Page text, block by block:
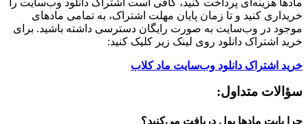
خریداری کنید و تا زمان پایان مهلت اشتراک، به تمامی مادهای
موجود در وب‌سایت به صورت رایگان دسترسی داشته باشید. برای
خرید اشتراک دانلود روی لینک زیر کلیک کنید:
خرید اشتراک دانلود وب‌سایت ماد کلاب
سؤالات متداول:
چرا بابت مادها پول دریافت می‌کنید؟